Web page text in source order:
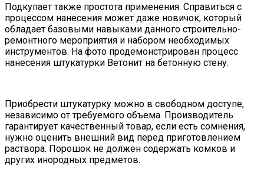
Подкупает также простота применения. Справиться с
процессом нанесения может даже новичок, который
обладает базовыми навыками данного строительно-
ремонтного мероприятия и набором необходимых
инструментов. На фото продемонстрирован процесс
нанесения штукатурки Ветонит на бетонную стену.
Приобрести штукатурку можно в свободном доступе,
независимо от требуемого объема. Производитель
гарантирует качественный товар, если есть сомнения,
нужно оценить внешний вид перед приготовлением
раствора. Порошок не должен содержать комков и
других инородных предметов.